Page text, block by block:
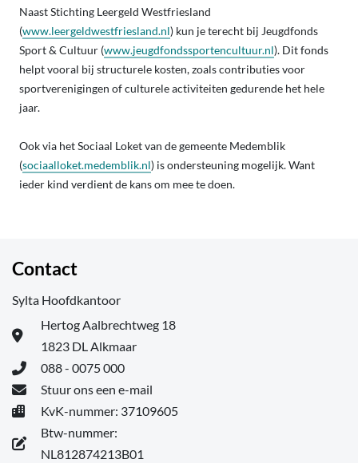
Naast Stichting Leergeld Westfriesland
(www.leergeldwestfriesland.nl) kun je terecht bij Jeugdfonds
Sport & Cultuur (www.jeugdfondssportencultuur.nl). Dit fonds
helpt vooral bij structurele kosten, zoals contributies voor
sportverenigingen of culturele activiteiten gedurende het hele
jaar.
Ook via het Sociaal Loket van de gemeente Medemblik
(sociaalloket.medemblik.nl) is ondersteuning mogelijk. Want
ieder kind verdient de kans om mee te doen.
Contact
Sylta Hoofdkantoor
Hertog Aalbrechtweg 18
1823 DL Alkmaar
088 - 0075 000
Stuur ons een e-mail
KvK-nummer: 37109605
Btw-nummer:
NL812874213B01